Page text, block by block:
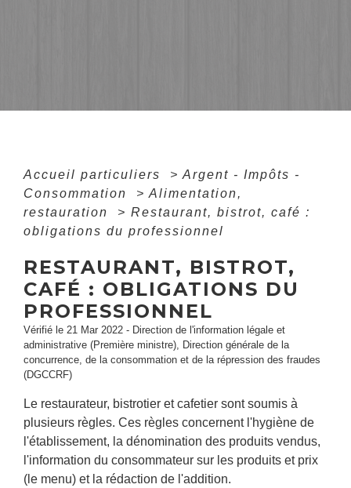
Accueil particuliers > Argent - Impôts -
Consommation
> Alimentation,
restauration
> Restaurant, bistrot, café :
obligations du professionnel
RESTAURANT, BISTROT,
CAFÉ : OBLIGATIONS DU
PROFESSIONNEL
Vérifié le 21 Mar 2022 - Direction de l'information légale et
administrative (Première ministre), Direction générale de la
concurrence, de la consommation et de la répression des fraudes
(DGCCRF)
Le restaurateur, bistrotier et cafetier sont soumis à
plusieurs règles. Ces règles concernent l'hygiène de
l'établissement, la dénomination des produits vendus,
l'information du consommateur sur les produits et prix
(le menu) et la rédaction de l'addition.